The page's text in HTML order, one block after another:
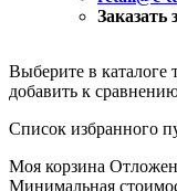
Заказать
Выберите в каталоге
добавить к
Список избранного
Моя корзина
Минимальная